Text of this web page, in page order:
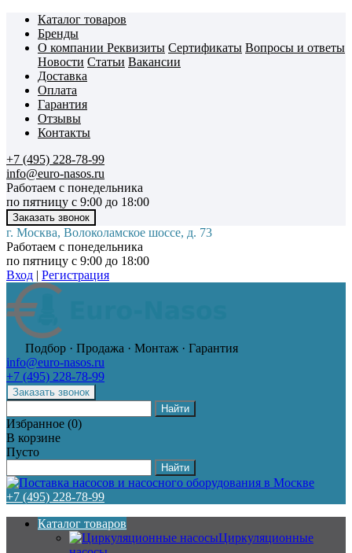
Каталог товаров
Бренды
О компании Реквизиты Сертификаты Вопросы и ответы
Новости Статьи Вакансии
Доставка
Оплата
Гарантия
Отзывы
Контакты
+7 (495) 228-78-99
info@euro-nasos.ru
Работаем с понедельника
по пятницу с 9:00 до 18:00
г. Москва, Волоколамское шоссе, д. 73
Работаем с понедельника
по пятницу с 9:00 до 18:00
Вход | Регистрация
Подбор · Продажа · Монтаж · Гарантия
info@euro-nasos.ru
+7 (495) 228-78-99
Избранное (0)
В корзине
Пусто
+7 (495) 228-78-99
Каталог товаров
Циркуляционные